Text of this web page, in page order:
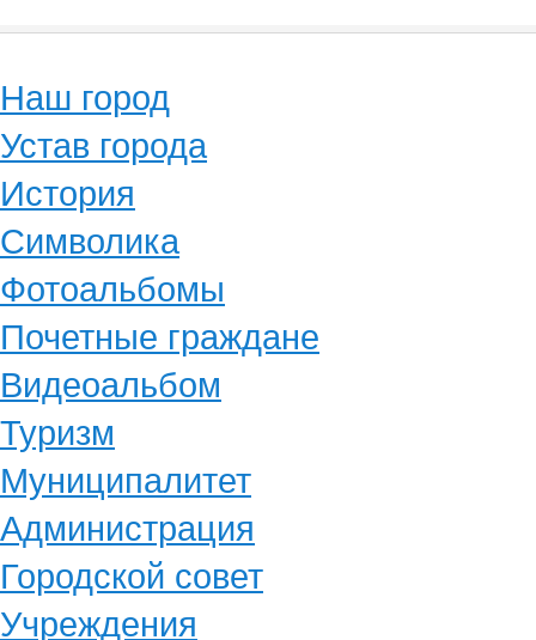
Наш город
Устав города
История
Символика
Фотоальбомы
Почетные граждане
Видеоальбом
Туризм
Муниципалитет
Администрация
Городской совет
Учреждения